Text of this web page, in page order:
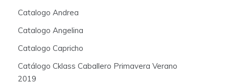
Catalogo Andrea
Catalogo Angelina
Catalogo Capricho
Catálogo Cklass Caballero Primavera Verano
2019